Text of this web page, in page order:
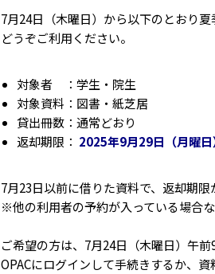
7月24日（木曜日）から以下のとおり夏
どうぞご利用ください。
対象者 ：学生・院生
対象資料：図書・紙芝居
貸出冊数：通常どおり
返却期限： 2025年9月29日（月曜日
7月23日以前に借りた資料で、返却期
※他の利用者の予約が入っている場合な
ご希望の方は、7月24日（木曜日）午前
OPACにログインして手続きするか、